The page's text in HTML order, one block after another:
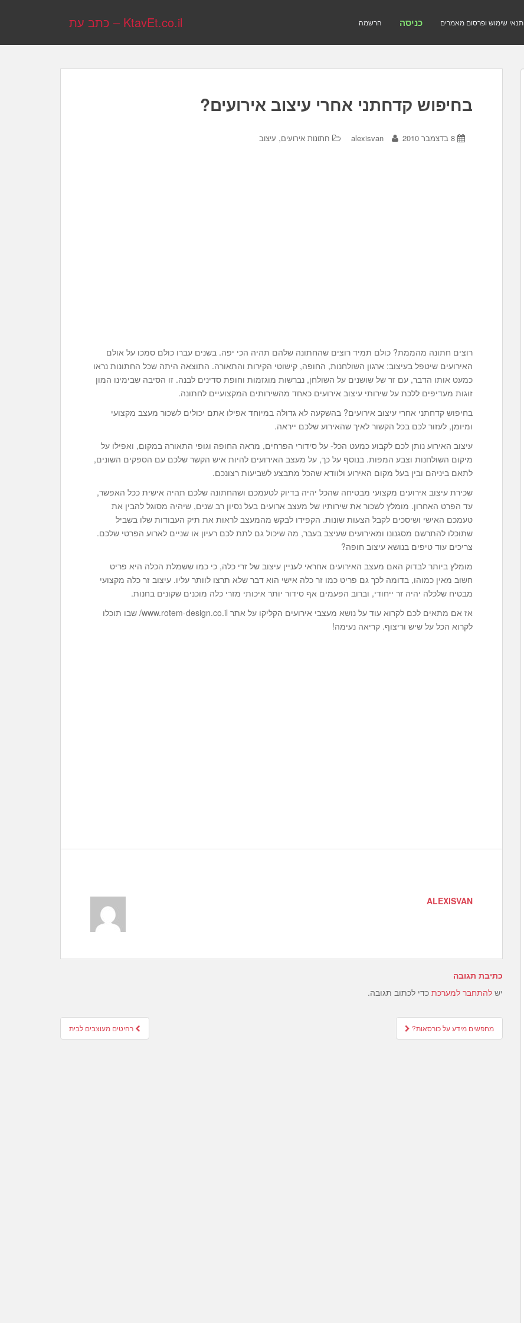
KtavEt.co.il – כתב עת הרשמה כניסה תנאי שימוש ופרסום מאמרים
בחיפוש קדחתני אחרי עיצוב אירועים?
8 בדצמבר 2010 alexisvan חתונות אירועים, עיצוב
רוצים חתונה מהממת? כולם תמיד רוצים שהחתונה שלהם תהיה הכי יפה. בשנים עברו כולם סמכו על אולם
האירועים שיטפל בעיצוב: ארגון השולחנות, החופה, קישוטי הקירות והתאורה. התוצאה היתה שכל החתונות נראו
כמעט אותו הדבר, עם זר של שושנים על השולחן, נברשות מוגזמות וחופת סדינים לבנה. זו הסיבה שבימינו המון
זוגות מעדיפים ללכת על שירותי עיצוב אירועים כאחד מהשירותים המקצועיים לחתונה.
בחיפוש קדחתני אחרי עיצוב אירועים? בהשקעה לא גדולה במיוחד אפילו אתם יכולים לשכור מעצב מקצועי
ומיומן, לעזור לכם בכל הקשור לאיך שהאירוע שלכם ייראה.
עיצוב האירוע נותן לכם לקבוע כמעט הכל- על סידורי הפרחים, מראה החופה וגופי התאורה במקום, ואפילו על
מיקום השולחנות וצבע המפות. בנוסף על כך, על מעצב האירועים להיות איש הקשר שלכם עם הספקים השונים,
לתאם ביניהם ובין בעל מקום האירוע ולוודא שהכל מתבצע לשביעות רצונכם.
שכירת עיצוב אירועים מקצועי מבטיחה שהכל יהיה בדיוק לטעמכם ושהחתונה שלכם תהיה אישית ככל האפשר,
עד הפרט האחרון. מומלץ לשכור את שירותיו של מעצב ארועים בעל נסיון רב שנים, שיהיה מסוגל להבין את
טעמכם האישי ושיסכים לקבל הצעות שונות. הקפידו לבקש מהמעצב לראות את תיק העבודות שלו בשביל
שתוכלו להתרשם מסגנונו ומאירועים שעיצב בעבר, מה שיכול גם לתת לכם רעיון או שניים לארוע הפרטי שלכם.
צריכים עוד טיפים בנושא עיצוב חופה?
מומלץ ביותר לבדוק האם מעצב האירועים אחראי לעניין עיצוב של זרי כלה, כי כמו ששמלת הכלה היא פריט
חשוב מאין כמוהו, בדומה לכך גם פריט כמו זר כלה אישי הוא דבר שלא תרצו לוותר עליו. עיצוב זר כלה מקצועי
מבטיח שלכלה יהיה זר ייחודי, וברוב הפעמים אף סידור יותר איכותי מזרי כלה מוכנים שקונים בחנות.
אז אם מתאים לכם לקרוא עוד על נושא מעצבי אירועים הקליקו על אתר www.rotem-design.co.il/ שבו תוכלו
לקרוא הכל על שיש וריצוף. קריאה נעימה!
ALEXISVAN
כתיבת תגובה
יש להתחבר למערכת כדי לכתוב תגובה.
Post
navigation
רהיטים מעוצבים לבית מחפשים מידע על כורסאות?